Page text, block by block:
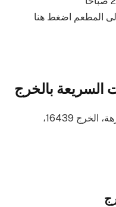
المطعم اضغط هنا
السريعة بالخرج
شارع الإمام محمد بن سعود، حي النزهة، الخرج 16439،